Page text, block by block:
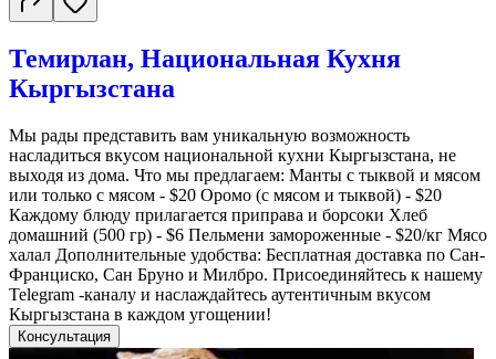
Темирлан, Национальная Кухня
Кыргызстана
Мы рады представить вам уникальную возможность
насладиться вкусом национальной кухни Кыргызстана, не
выходя из дома. Что мы предлагаем: Манты с тыквой и мясом
или только с мясом - $20 Оромо (с мясом и тыквой) - $20
Каждому блюду прилагается приправа и борсоки Хлеб
домашний (500 гр) - $6 Пельмени замороженные - $20/кг Мясо
халал Дополнительные удобства: Бесплатная доставка по Сан-
Франциско, Сан Бруно и Милбро. Присоединяйтесь к нашему
Telegram -каналу и наслаждайтесь аутентичным вкусом
Кыргызстана в каждом угощении!
Консультация